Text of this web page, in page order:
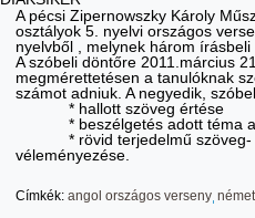
A pécsi Zipernowszky Károly
osztályok 5. nyelvi országos
nyelvből , melynek három
A szóbeli döntőre 2011.március
megmérettetésen a tanulóknak
számot adniuk. A negyedik,
* hallott szöveg értése
* beszélgetés adott téma
* rövid terjedelmű
véleményezése.
Címkék: angol országos verseny német